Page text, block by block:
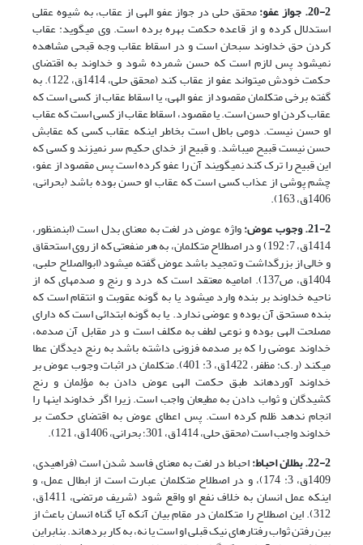
20-2. جواز عفو:
محقق حلی در جواز عفو الهی از عقاب، به شیوه عقلی
استدلال کرده و از قاعده حکمت بهره برده است. وی می­گوید: عقاب
کردن حق خداوند سبحان است و در اسقاط عقاب وجه قبحی مشاهده
نمی­شود پس لازم است که حسن شمرده شود و خداوند به اقتضای
حکمت خودش می­تواند عفو از عقاب کند (محقق حلی، 1414ق، 122). به
گفته برخی متکلمان مقصود از عفو الهی، یا اسقاط عقاب از کسی است که
عقاب کردن او حسن است. یا مقصود، اسقاط عقاب از کسی است که عقاب
او حسن نیست. دومی باطل است بخاطر اینکه عقاب کسی که عقابش
حسن نیست قبیح می­باشد. و قبیح از خدای حکیم سر نمی­زند و کسی که
این قبیح را ترک کند نمی­گویند آن را عفو کرده است پس مقصود از عفو،
چشم پوشی از عذاب کسی است که عقاب او حسن بوده باشد (بحرانی،
1406ق، 163).
21-2. وجوب عوض:
واژه عوض در لغت به معنای بدل است (ابن­منظور،
1414ق، 7: 192) و در اصطلاح متکلمان، به هر منفعتی که از روی استحقاق
و خالی از بزرگداشت و تمجید باشد عوض گفته می­شود (ابوالصلاح حلبی،
1404ق، ص137). امامیه معتقد است که درد و رنج و صدمه­ای که از
ناحیه خداوند بر بنده وارد می­شود یا به گونه عقوبت و انتقام است که
بنده مستحق آن بوده و عوضی ندارد. یا به گونه ابتدائی است که دارای
مصلحت الهی بوده و نوعی لطف به مکلف است و در مقابل آن صدمه،
خداوند عوضی را که بر صدمه فزونی داشته باشد به رنج دیدگان عطا
می­کند (ر.ک: مظفر، 1422ق، 3: 401). متکلمان در اثبات وجوب عوض بر
خداوند آورده­اند طبق حکمت الهی عوض دادن به مؤلِمان و رنج
کشیدگان و ثواب دادن به مطیعان واجب است. زیرا اگر خداوند این­ها را
انجام ندهد ظلم کرده است. پس اعطای عوض به اقتضای حکمت بر
خداوند واجب است (محقق حلی، 1414ق، 301؛ بحرانی، 1406ق، 121).
22-2. بطلان احباط:
احباط در لغت به معنای فاسد شدن است (فراهیدی،
1409ق، 3: 174)، و در اصطلاح متکلمان عبارت است از ابطال عمل، و
اینکه عمل انسان به خلاف نفع او واقع شود (شریف مرتضی، 1411ق،
312). این اصطلاح را متکلمان در مقام بیان آنکه آیا گناه انسان باعث از
بین رفتن ثواب رفتارهای نیک قبلی او است یا نه، به کار برده­اند. بنابراین